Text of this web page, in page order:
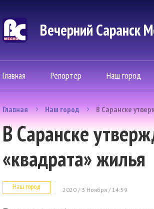
Вечерний Саранск
Главная Репортер Наш город
Главная Наш город В Саранске
В Саранске
«квадрата» жилья
Наш город 2020 / 3 Ноября / 14:59